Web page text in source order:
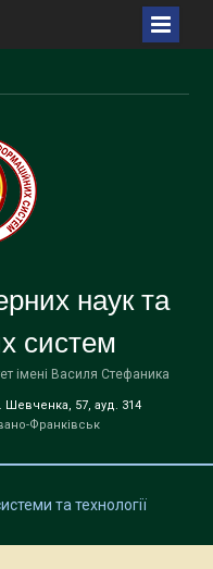
за
та
наук та
систем
імені Василя Стефаника
Шевченка, 57, ауд. 314
Франківськ
та технології